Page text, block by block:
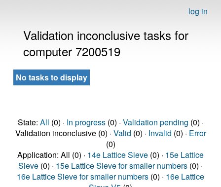
log in
Validation inconclusive tasks for
computer 7200519
No tasks to display
State: All (0) · In progress(0) · Validation pending (0) ·
Validation inconclusive (0) · Valid (0) · Invalid (0) · Error
(0)
Application: All (0) · 14e Lattice Sieve (0) · 15e Lattice
Sieve (0) · 15e Lattice Sieve for smaller numbers (0) ·
16e Lattice Sieve for smaller numbers (0) · 16e Lattice